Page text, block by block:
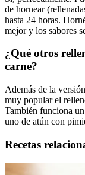
de hornear
hasta 24 horas.
mejor y los sabores
¿Qué otros
carne?
Además de la
muy popular el
También funciona
uno de atún con
Recetas